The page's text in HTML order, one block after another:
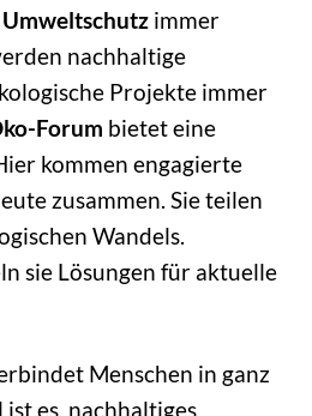
Umweltschutz immer
nachhaltige
Projekte immer
Forum bietet eine
kommen engagierte
zusammen. Sie teilen
Wandels.
sie Lösungen für aktuelle
Menschen in ganz
ist es, nachhaltiges